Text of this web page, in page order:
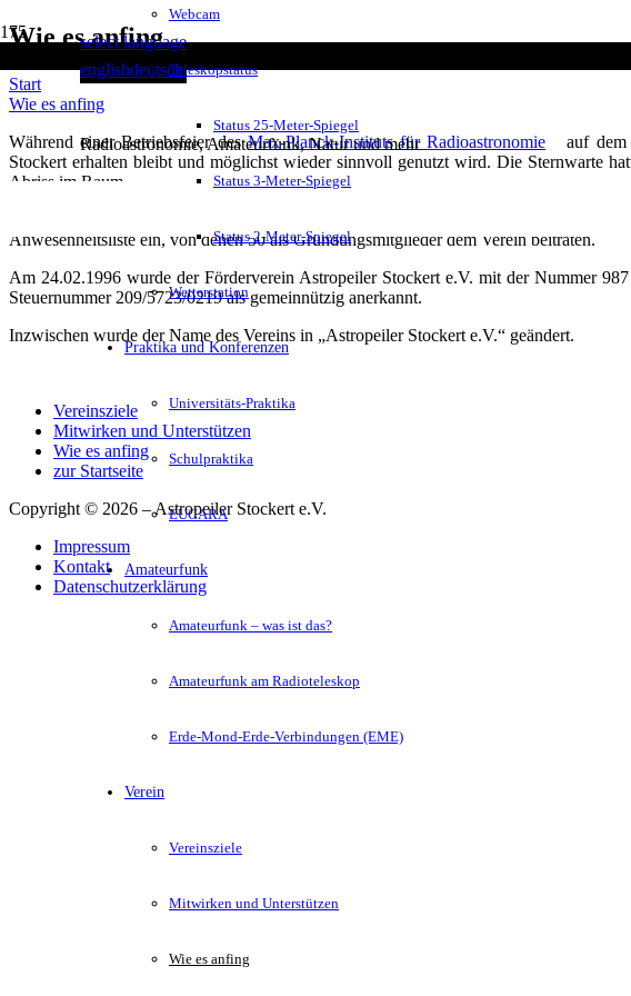
select language
englishdeutsch
Radioastronomie, Amateurfunk, Natur und mehr
Webcam
Teleskopstatus
Status 25-Meter-Spiegel
Status 3-Meter-Spiegel
Status 2-Meter-Spiegel
Wetterstation
Praktika und Konferenzen
Universitäts-Praktika
Schulpraktika
EUCARA
Amateurfunk
Amateurfunk – was ist das?
Amateurfunk am Radioteleskop
Erde-Mond-Erde-Verbindungen (EME)
Verein
Vereinsziele
Mitwirken und Unterstützen
Wie es anfing
Wie es anfing
Start
Wie es anfing
Während einer Betriebsfeier desMax-Planck-Instituts für Radioastronomie
auf dem
Stockert erhalten bleibt und möglichst wieder sinnvoll genutzt wird. Die Sternwarte
Abriss im Raum.
Anwesenheitsliste ein, von denen 50 als Gründungsmitglieder dem Verein beitraten.
Am 24.02.1996 wurde der Förderverein Astropeiler Stockert e.V. mit der Nummer
Steuernummer 209/5723/0219 als gemeinnützig anerkannt.
Inzwischen wurde der Name des Vereins in „Astropeiler Stockert e.V.“ geändert.
Vereinsziele
Mitwirken und Unterstützen
Wie es anfing
zur Startseite
Copyright © 2026 – Astropeiler Stockert e.V.
Impressum
Kontakt
Datenschutzerklärung